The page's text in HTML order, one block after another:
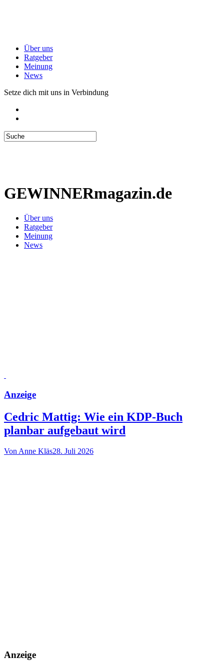
Über uns
Ratgeber
Meinung
News
Setze dich mit uns in Verbindung
GEWINNERmagazin.de
Über uns
Ratgeber
Meinung
News
Anzeige
Cedric Mattig: Wie ein KDP-Buch
planbar aufgebaut wird
Von Anne Kläs28. Juli 2026
Anzeige